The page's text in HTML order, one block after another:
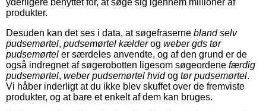
produkter.
Desuden kan det ses i data, at søgefraserne bland selv
pudsemørtel, pudsemørtel kælderog weber gds tør
pudsemørtel er særdeles anvendte, og af den grund er de
også indregnet af søgerobotten ligesom søgeordene færdig
pudsemørtel, weber pudsemørtel hvidog tør pudsemørtel.
Vi håber inderligt at du ikke blev skuffet over de fremviste
produkter, og at bare et enkelt af dem kan bruges.